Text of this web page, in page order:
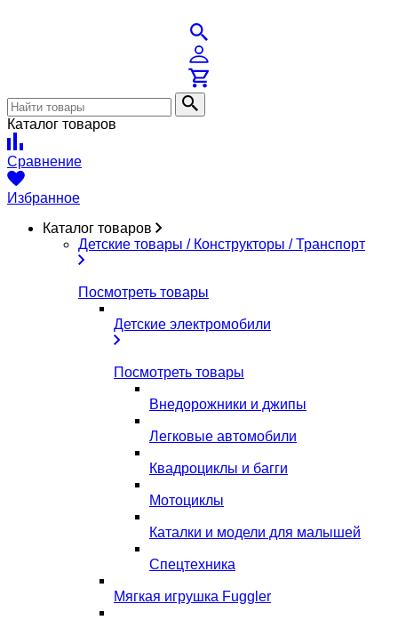
Каталог товаров
Сравнение
Избранное
Каталог товаров
Детские товары / Конструкторы / Транспорт
Посмотреть товары
Детские электромобили
Посмотреть товары
Внедорожники и джипы
Легковые автомобили
Квадроциклы и багги
Мотоциклы
Каталки и модели для малышей
Спецтехника
Мягкая игрушка Fuggler